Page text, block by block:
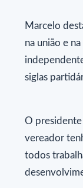
Marcelo
na união e
siglas
O
vereador
todos